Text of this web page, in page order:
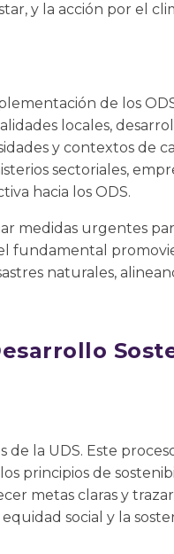
y la acción por el
de los
locales,
y contextos de
sectoriales,
hacia los ODS.
medidas urgentes
fundamental
naturales,
la UDS. Este
principios de
metas claras y
social y la